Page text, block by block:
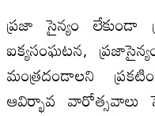
ప్రజా సైన్యం లేకుండా
ఐక్యసంఘటన,
మంత్రదండాలని
ఆవిర్భావ వారోత్సవాలు